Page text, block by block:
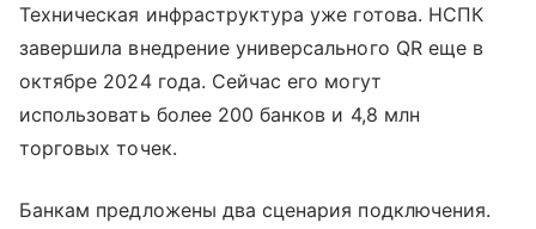
Техническая инфраструктура уже готова. НСПК
завершила внедрение универсального QR еще в
октябре 2024 года. Сейчас его могут
использовать более 200 банков и 4,8 млн
торговых точек.
Банкам предложены два сценария подключения.